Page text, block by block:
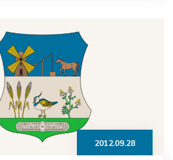
2012.09.28